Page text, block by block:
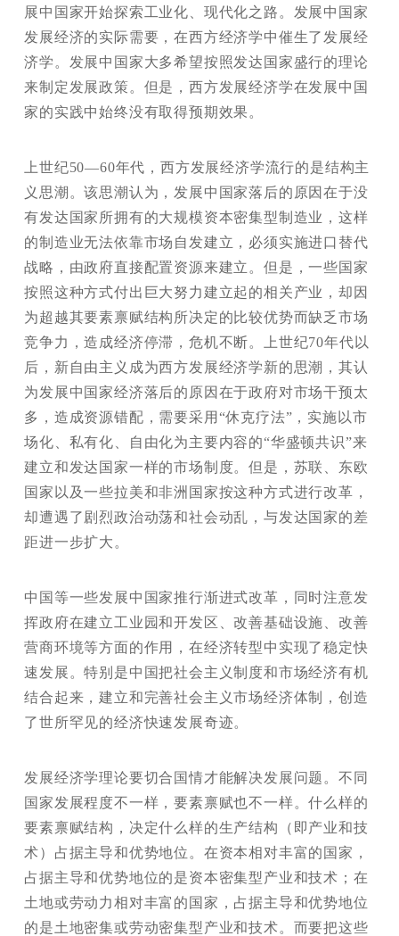
展中国家开始探索工业化、现代化之路。发展中国家
发展经济的实际需要，在西方经济学中催生了发展经
济学。发展中国家大多希望按照发达国家盛行的理论
来制定发展政策。但是，西方发展经济学在发展中国
家的实践中始终没有取得预期效果。
上世纪50—60年代，西方发展经济学流行的是结构主
义思潮。该思潮认为，发展中国家落后的原因在于没
有发达国家所拥有的大规模资本密集型制造业，这样
的制造业无法依靠市场自发建立，必须实施进口替代
战略，由政府直接配置资源来建立。但是，一些国家
按照这种方式付出巨大努力建立起的相关产业，却因
为超越其要素禀赋结构所决定的比较优势而缺乏市场
竞争力，造成经济停滞，危机不断。上世纪70年代以
后，新自由主义成为西方发展经济学新的思潮，其认
为发展中国家经济落后的原因在于政府对市场干预太
多，造成资源错配，需要采用“休克疗法”，实施以市
场化、私有化、自由化为主要内容的“华盛顿共识”来
建立和发达国家一样的市场制度。但是，苏联、东欧
国家以及一些拉美和非洲国家按这种方式进行改革，
却遭遇了剧烈政治动荡和社会动乱，与发达国家的差
距进一步扩大。
中国等一些发展中国家推行渐进式改革，同时注意发
挥政府在建立工业园和开发区、改善基础设施、改善
营商环境等方面的作用，在经济转型中实现了稳定快
速发展。特别是中国把社会主义制度和市场经济有机
结合起来，建立和完善社会主义市场经济体制，创造
了世所罕见的经济快速发展奇迹。
发展经济学理论要切合国情才能解决发展问题。不同
国家发展程度不一样，要素禀赋也不一样。什么样的
要素禀赋结构，决定什么样的生产结构（即产业和技
术）占据主导和优势地位。在资本相对丰富的国家，
占据主导和优势地位的是资本密集型产业和技术；在
土地或劳动力相对丰富的国家，占据主导和优势地位
的是土地密集或劳动密集型产业和技术。而要把这些